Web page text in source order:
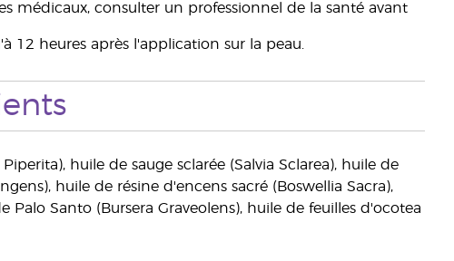
médicaux, consulter un professionnel de la santé avant
12 heures après l'application sur la peau.
huile de sauge sclarée (Salvia Sclarea), huile de
huile de résine d'encens sacré (Boswellia Sacra),
Santo (Bursera Graveolens), huile de feuilles d'ocotea